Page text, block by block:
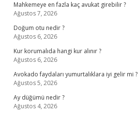
Mahkemeye en fazla kaç avukat girebilir ?
Ağustos 7, 2026
Doğum otu nedir ?
Ağustos 6, 2026
Kur korumalıda hangi kur alınır ?
Ağustos 6, 2026
Avokado faydaları yumurtalıklara iyi gelir mi ?
Ağustos 5, 2026
Ay düğümü nedir ?
Ağustos 4, 2026